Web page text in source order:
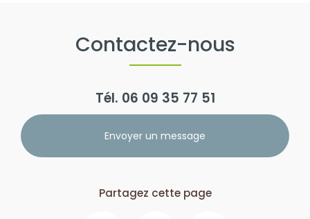
Contactez-nous
Tél. 06 09 35 77 51
Envoyer un message
Partagez cette page